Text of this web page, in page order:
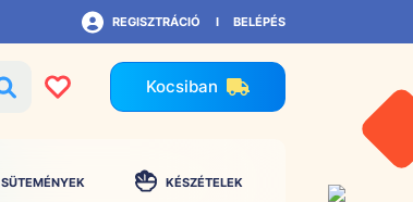
REGISZTRÁCIÓ BELÉPÉS
Kocsiban
SÜTEMÉNYEK KÉSZÉTELEK